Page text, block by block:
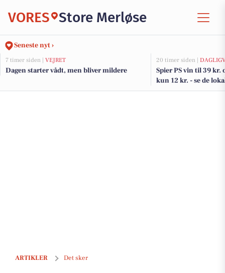
VORES Store Merløse
Seneste nyt ›
7 timer siden | VEJRET
Dagen starter vådt, men bliver mildere
20 timer siden |
Spier PS vin til 39
kun 12 kr. - se de
ARTIKLER Det sker
Foredrag med Anne Haubek og Thomas Ubbesen i Store Tåstrup